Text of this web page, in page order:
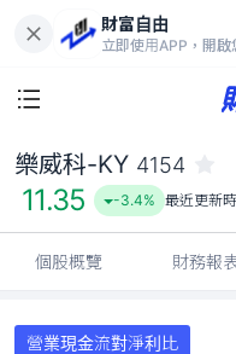
財富自由
立即使用APP，開啟
11.35
樂威科-KY 4154
11.35 -3.4% 最近更新時
個股概覽 財務報
營業現金流對淨利比